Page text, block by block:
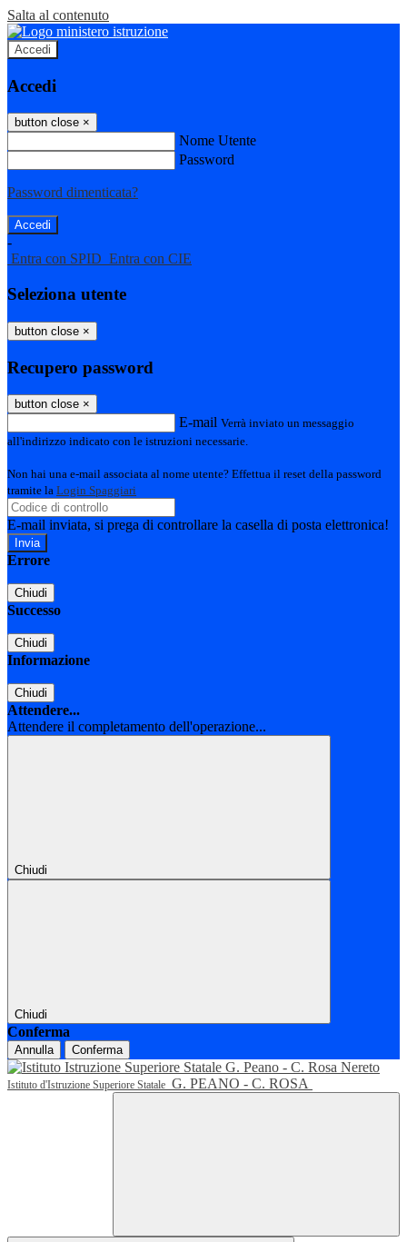
Salta al contenuto
Accedi
Accedi
button close ×
Nome Utente
Password
Password dimenticata?
-
Entra con SPID Entra con CIE
Seleziona utente
button close ×
Recupero password
button close ×
E-mail Verrà inviato un messaggio
all'indirizzo indicato con le istruzioni necessarie.
Non hai una e-mail associata al nome utente? Effettua il reset della password
tramite la Login Spaggiari
E-mail inviata, si prega di controllare la casella di posta elettronica!
Errore
Chiudi
Successo
Chiudi
Informazione
Chiudi
Attendere...
Attendere il completamento dell'operazione...
Chiudi
Chiudi
Conferma
Annulla Conferma
Istituto d'Istruzione Superiore Statale G. PEANO - C. ROSA